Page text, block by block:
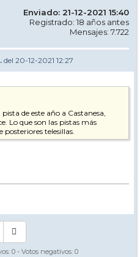
Enviado: 21-12-2021 15:40
Registrado: 18 años antes
Mensajes: 7.722
del 20-12-2021 12:27
de este año a Castanesa,
Lo que son las pistas más
telesillas.
0 - Votos negativos: 0